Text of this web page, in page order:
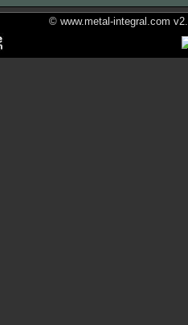
© www.metal-integral.com